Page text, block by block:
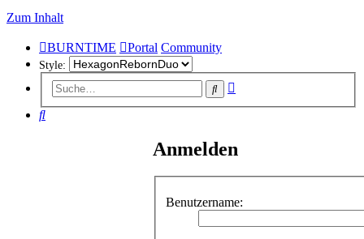
Zum Inhalt
BURNTIME Portal Community
Style:
Suche
Suche
Anmelden
Benutzername: